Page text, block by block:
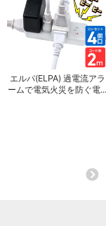
エルパ(ELPA) 過電流アラ
ームで電気火災を防ぐ電